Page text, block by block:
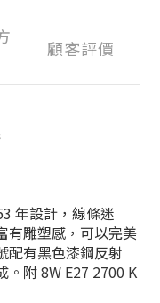
顧客評價
年設計，線條迷
有雕塑感，可以完美
配有黑色漆鋼反射
附 8W E27 2700 K